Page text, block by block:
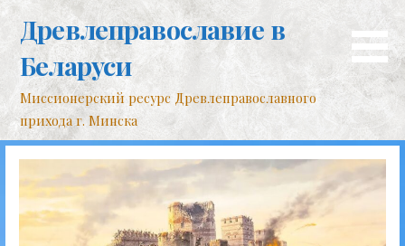
контенту
Древлеправославие в
Беларуси
Миссионерский ресурс Древлеправославного
прихода г. Минска